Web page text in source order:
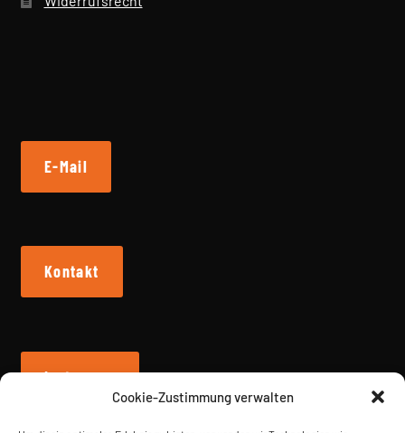
Cookie-Zustimmung verwalten
E-Mail
Kontakt
Instagram